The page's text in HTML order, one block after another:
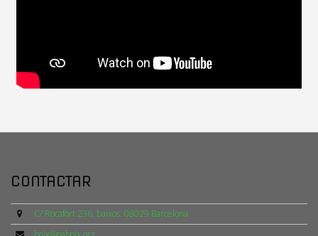
CONTACTAR
C/ Rocafort 236, baixos. 08029 Barcelona